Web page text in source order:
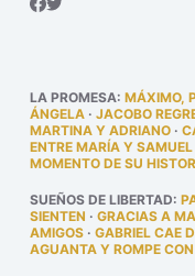
LA PROMESA: MÁXIMO,
ÁNGELA· JACOBO
MARTINA Y ADRIANO·
ENTRE MARÍA Y SAMUEL
MOMENTO DE SU
SUEÑOS DE LIBERTAD:
SIENTEN · GRACIAS A
AMIGOS· GABRIEL CAE
AGUANTA Y ROMPE